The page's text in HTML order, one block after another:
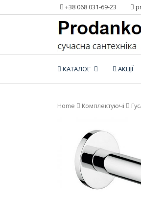
контент
+38 068 031-69-23
КАТАЛОГ АКЦІЇ
Home Комплектуючі